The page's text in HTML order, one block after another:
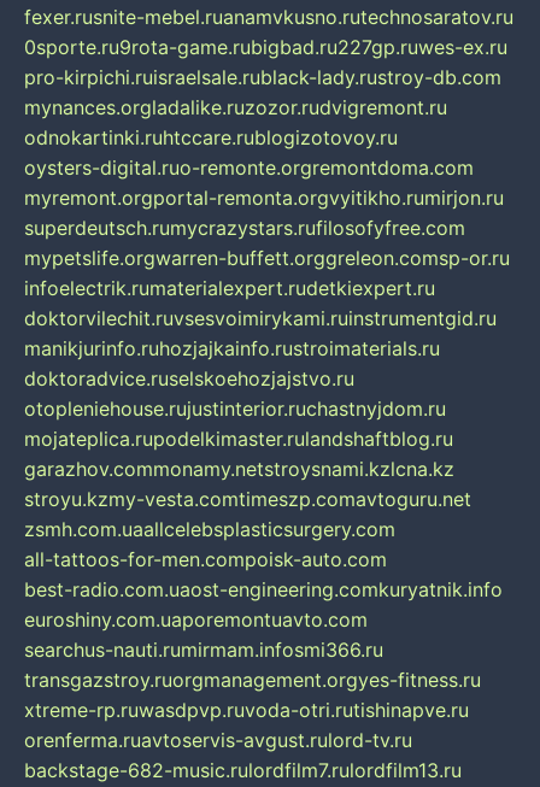
fexer.rusnite-mebel.ruanamvkusno.rutechnosaratov.ru
0sporte.ru9rota-game.rubigbad.ru227gp.ruwes-ex.ru
pro-kirpichi.ruisraelsale.rublack-lady.rustroy-db.com
mynances.orgladalike.ruzozor.rudvigremont.ru
odnokartinki.ruhtccare.rublogizotovoy.ru
oysters-digital.ruo-remonte.orgremontdoma.com
myremont.orgportal-remonta.orgvyitikho.rumirjon.ru
superdeutsch.rumycrazystars.rufilosofyfree.com
mypetslife.orgwarren-buffett.orggreleon.comsp-or.ru
infoelectrik.rumaterialexpert.rudetkiexpert.ru
doktorvilechit.ruvsesvoimirykami.ruinstrumentgid.ru
manikjurinfo.ruhozjajkainfo.rustroimaterials.ru
doktoradvice.ruselskoehozjajstvo.ru
otopleniehouse.rujustinterior.ruchastnyjdom.ru
mojateplica.rupodelkimaster.rulandshaftblog.ru
garazhov.commonamy.netstroysnami.kzlcna.kz
stroyu.kzmy-vesta.comtimeszp.comavtoguru.net
zsmh.com.uaallcelebsplasticsurgery.com
all-tattoos-for-men.compoisk-auto.com
best-radio.com.uaost-engineering.comkuryatnik.info
euroshiny.com.uaporemontuavto.com
searchus-nauti.rumirmam.infosmi366.ru
transgazstroy.ruorgmanagement.orgyes-fitness.ru
xtreme-rp.ruwasdpvp.ruvoda-otri.rutishinapve.ru
orenferma.ruavtoservis-avgust.rulord-tv.ru
backstage-682-music.rulordfilm7.rulordfilm13.ru